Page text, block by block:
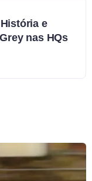
e
nas HQs